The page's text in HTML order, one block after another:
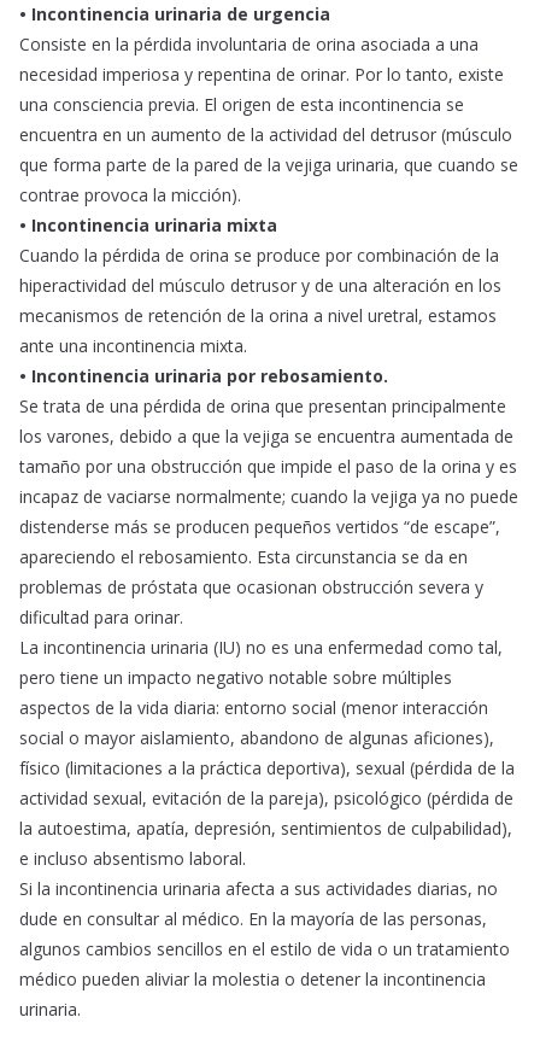
• Incontinencia urinaria de urgencia
Consiste en la pérdida involuntaria de orina asociada a una
necesidad imperiosa y repentina de orinar. Por lo tanto, existe
una consciencia previa. El origen de esta incontinencia se
encuentra en un aumento de la actividad del detrusor (músculo
que forma parte de la pared de la vejiga urinaria, que cuando se
contrae provoca la micción).
• Incontinencia urinaria mixta
Cuando la pérdida de orina se produce por combinación de la
hiperactividad del músculo detrusor y de una alteración en los
mecanismos de retención de la orina a nivel uretral, estamos
ante una incontinencia mixta.
• Incontinencia urinaria por rebosamiento.
Se trata de una pérdida de orina que presentan principalmente
los varones, debido a que la vejiga se encuentra aumentada de
tamaño por una obstrucción que impide el paso de la orina y es
incapaz de vaciarse normalmente; cuando la vejiga ya no puede
distenderse más se producen pequeños vertidos “de escape”,
apareciendo el rebosamiento. Esta circunstancia se da en
problemas de próstata que ocasionan obstrucción severa y
dificultad para orinar.
La incontinencia urinaria (IU) no es una enfermedad como tal,
pero tiene un impacto negativo notable sobre múltiples
aspectos de la vida diaria: entorno social (menor interacción
social o mayor aislamiento, abandono de algunas aficiones),
físico (limitaciones a la práctica deportiva), sexual (pérdida de la
actividad sexual, evitación de la pareja), psicológico (pérdida de
la autoestima, apatía, depresión, sentimientos de culpabilidad),
e incluso absentismo laboral.
Si la incontinencia urinaria afecta a sus actividades diarias, no
dude en consultar al médico. En la mayoría de las personas,
algunos cambios sencillos en el estilo de vida o un tratamiento
médico pueden aliviar la molestia o detener la incontinencia
urinaria.